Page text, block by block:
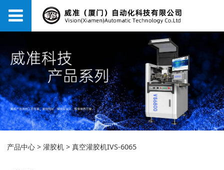
真空灌胶机IVS-6065
产品中心 >灌胶机 >真空灌胶机IVS-6065